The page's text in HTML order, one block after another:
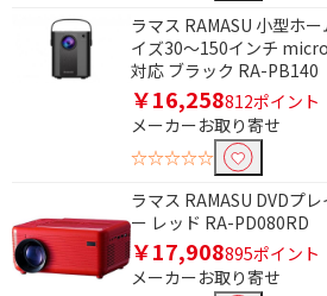
ラマス RAMASU 小型ホ
イズ30～150インチ
対応 ブラック RA-PB140
￥16,258812ポイント
メーカーお取り寄せ
☆☆☆☆☆
ラマス RAMASU DVDプ
ー レッド RA-PD080RD
￥17,908895ポイント
メーカーお取り寄せ
除外する
除外する にチェックを入れると
を除外して検索します。
価格で絞り込む
円~
円